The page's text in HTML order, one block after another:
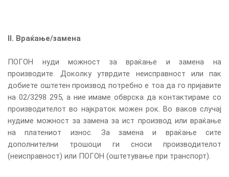
II. Враќање/замена
ПОГОН нуди можност за враќање и замена на
производите. Доколку утврдите неисправност или пак
добиете оштетен производ потребно е тоа да го пријавите
на 02/3298 295, а ние имаме обврска да контактираме со
производителот во најкраток можен рок. Во ваков случај
нудиме можност за замена за ист производ или враќање
на платениот износ. За замена и враќање сите
дополнителни трошоци ги сноси производителот
(неисправност) или ПОГОН (оштетување при транспорт).